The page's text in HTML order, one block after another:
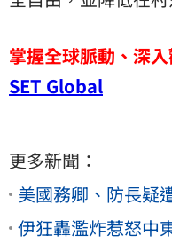
掌握全球脈動、深
SET Global
更多新聞：
美國務卿、防長疑
伊狂轟濫炸惹怒